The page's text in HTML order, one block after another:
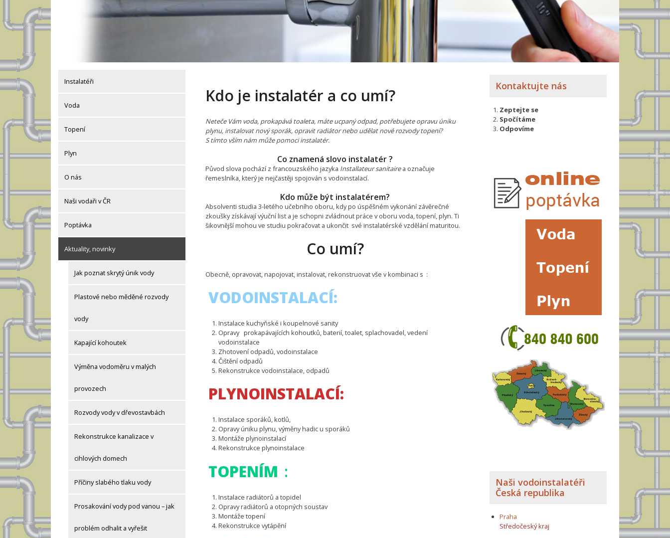
Instalatéři
Voda
Topení
Plyn
O nás
Naši vodaři v ČR
Poptávka
Aktuality, novinky
Jak poznat skrytý únik vody
Plastové nebo měděné rozvody
vody
Kapající kohoutek
Výměna vodoměru v malých
provozech
Rozvody vody v dřevostavbách
Rekonstrukce kanalizace v
cihlových domech
Příčiny slabého tlaku vody
Prosakování vody pod vanou – jak
problém odhalit a vyřešit
Kdo je instalatér a co umí?
Neteče Vám voda, prokapává toaleta, máte ucpaný odpad, potřebujete opravu úniku
plynu, instalovat nový sporák, opravit radiátor nebo udělat nové rozvody topení?
S tímto vším nám může pomoci instalatér.
Co znamená slovo instalatér ?
Původ slova pochází z francouzského jazyka Installateur sanitairea označuje
řemeslníka, který je nejčastěji spojován s vodoinstalací.
Kdo může být instalatérem?
Absolventi studia 3-letého učebního oboru, kdy po úspěšném vykonání závěrečné
zkoušky získávají výuční list a je schopni zvládnout práce v oboru voda, topení, plyn. Ti
šikovnější mohou ve studiu pokračovat a ukončit své instalatérské vzdělání maturitou.
Co umí?
Obecně, opravovat, napojovat, instalovat, rekonstruovat vše v kombinaci s :
VODOINSTALACÍ:
Instalace kuchyňské i koupelnové sanity
Opravy prokapávajících kohoutků, baterií, toalet, splachovadel, vedení
vodoinstalace
Zhotovení odpadů, vodoinstalace
Čištění odpadů
Rekonstrukce vodoinstalace, odpadů
PLYNOINSTALACÍ:
Instalace sporáků, kotlů,
Opravy úniku plynu, výměny hadic u sporáků
Montáže plynoinstalací
Rekonstrukce plynoinstalace
TOPENÍM :
Instalace radiátorů a topidel
Opravy radiátorů a otopných soustav
Montáže topení
Rekonstrukce vytápění
Kontaktujte nás
Zeptejte se
Spočítáme
Odpovíme
Naši vodoinstalatéři
Česká republika
Praha
Středočeský kraj